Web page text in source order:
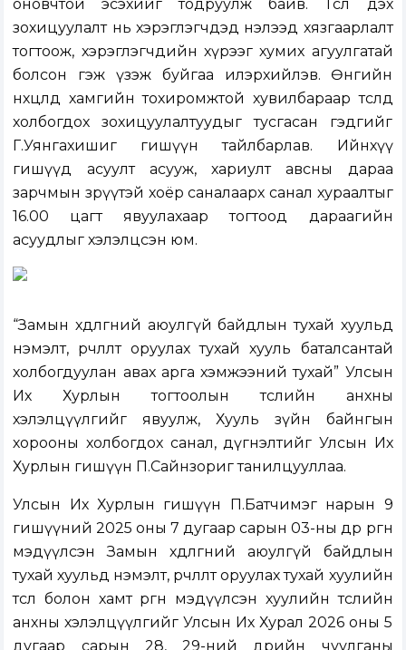
оновчтой эсэхийг тодруулж байв. Төсөл дэх
зохицуулалт нь хэрэглэгчдэд нэлээд хязгаарлалт
тогтоож, хэрэглэгчдийн хүрээг хумих агуулгатай
болсон гэж үзэж буйгаа илэрхийлэв. Өнөөгийн
нөхцөлд хамгийн тохиромжтой хувилбараар төсөлд
холбогдох зохицуулалтуудыг тусгасан гэдгийг
Г.Уянгахишиг гишүүн тайлбарлав. Ийнхүү
гишүүд асуулт асууж, хариулт авсны дараа
зарчмын зөрүүтэй хоёр саналаарх санал хураалтыг
16.00 цагт явуулахаар тогтоод дараагийн
асуудлыг хэлэлцсэн юм.
“Замын хөдөлгөөний аюулгүй байдлын тухай хуульд
нэмэлт, өөрчлөлт оруулах тухай хууль баталсантай
холбогдуулан авах арга хэмжээний тухай” Улсын
Их Хурлын тогтоолын төслийн анхны
хэлэлцүүлгийг явуулж, Хууль зүйн байнгын
хорооны холбогдох санал, дүгнэлтийг Улсын Их
Хурлын гишүүн П.Сайнзориг танилцууллаа.
Улсын Их Хурлын гишүүн П.Батчимэг нарын 9
гишүүний 2025 оны 7 дугаар сарын 03-ны өдөр өргөн
мэдүүлсэн Замын хөдөлгөөний аюулгүй байдлын
тухай хуульд нэмэлт, өөрчлөлт оруулах тухай хуулийн
төсөл болон хамт өргөн мэдүүлсэн хуулийн төслийн
анхны хэлэлцүүлгийг Улсын Их Хурал 2026 оны 5
дугаар сарын 28, 29-ний өдрийн чуулганы